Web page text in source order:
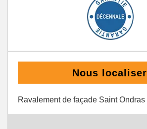
Nous localiser
Ravalement de façade Saint Ondras